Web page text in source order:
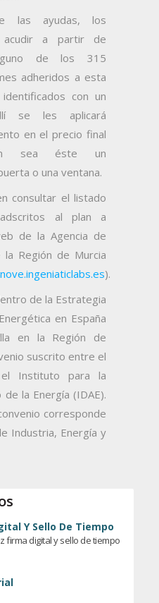
las ayudas, los
acudir a partir de
de los 315
adheridos a esta
con un
se les aplicará
en el precio final
sea éste un
o una ventana.
consultar el listado
al plan a
de la Agencia de
Región de Murcia
).
de la Estrategia
en España
en la Región de
suscrito entre el
Instituto para la
la Energía (IDAE).
corresponde
Industria, Energía y
Y Sello De Tiempo
firma digital y sello de tiempo